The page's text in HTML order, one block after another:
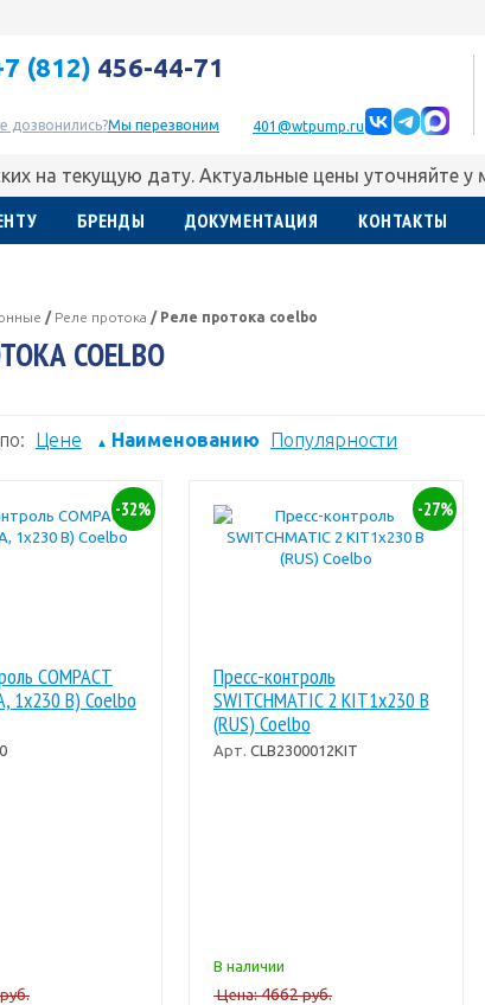
(812) 456-44-71
дозвонились?Мы перезвоним 401@wtpump.ru
на текущую дату. Актуальные цены уточняйте у
БРЕНДЫ ДОКУМЕНТАЦИЯ КОНТАКТЫ
/ Реле протока / Реле протока coelbo
COELBO
Цене ▲ Наименованию Популярности
-32%
COMPACT
1x230 В) Coelbo
-27%
Пресс-контроль
SWITCHMATIC 2 KIT1x230 В
(RUS) Coelbo
Арт. CLB2300012KIT
В наличии
Цена:4662руб.